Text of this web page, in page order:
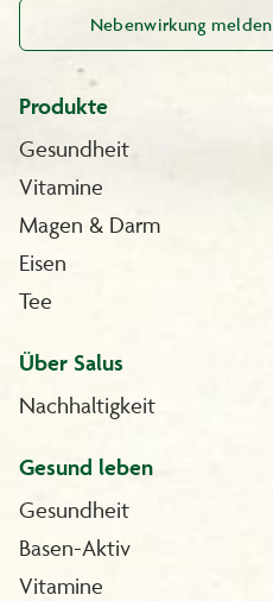
Nebenwirkung melden
Produkte
Gesundheit
Vitamine
Magen & Darm
Eisen
Tee
Über Salus
Nachhaltigkeit
Gesund leben
Gesundheit
Basen-Aktiv
Vitamine